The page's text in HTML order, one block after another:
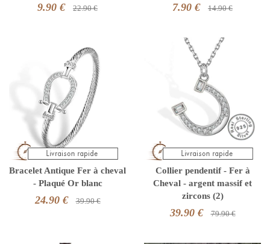
9.90 € 22.90 € 7.90 € 14.90 €
Bracelet Antique Fer à cheval
- Plaqué Or blanc
24.90 € 39.90 €
Collier pendentif - Fer à
Cheval - argent massif et
zircons (2)
39.90 € 79.90 €